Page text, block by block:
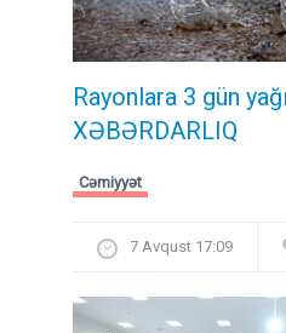
Rayonlara 3 gün
XƏBƏRDARLIQ
Cəmiyyət
7 Avqust 17:09